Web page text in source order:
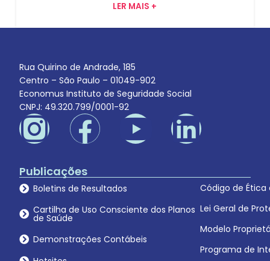
LER MAIS +
Rua Quirino de Andrade, 185
Centro – São Paulo – 01049-902
Economus Instituto de Seguridade Social
CNPJ: 49.320.799/0001-92
Publicações
Boletins de Resultados
Cartilha de Uso Consciente dos Planos
de Saúde
Demonstrações Contábeis
Código de
Lei Geral de
Modelo
Programa de